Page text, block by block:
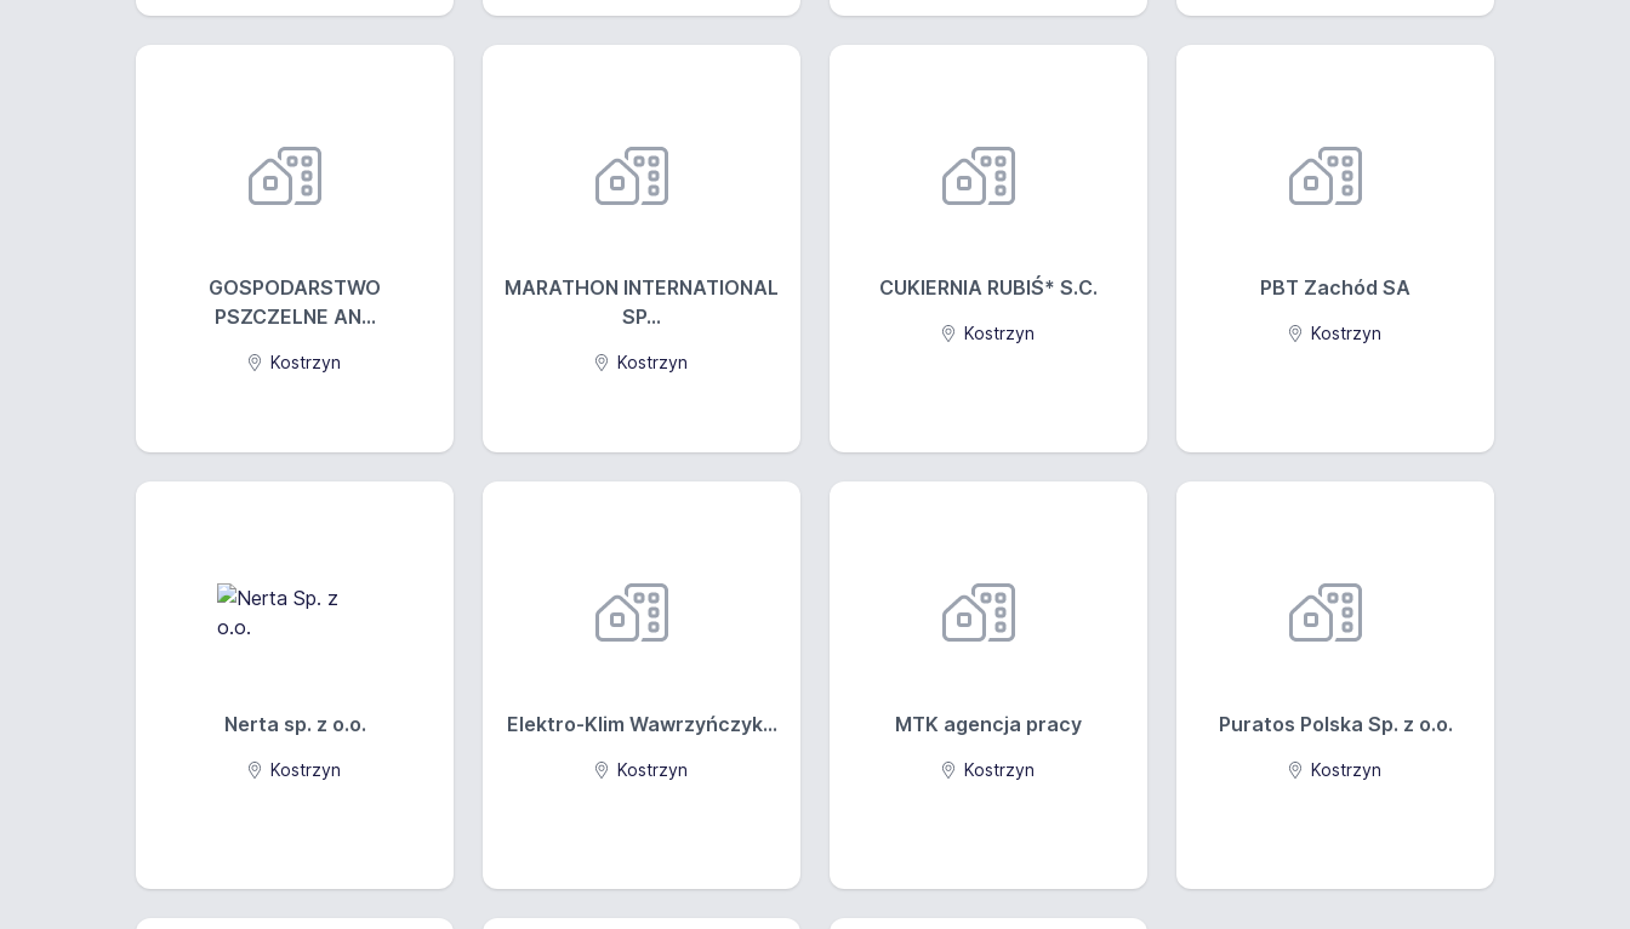
GOSPODARSTWO
PSZCZELNE AN...
Kostrzyn
MARATHON INTERNATIONAL
SP...
Kostrzyn
CUKIERNIA RUBIŚ* S.C.
Kostrzyn
PBT Zachód SA
Kostrzyn
Nerta sp. z o.o.
Kostrzyn
Elektro-Klim Wawrzyńczyk...
Kostrzyn
MTK agencja pracy
Kostrzyn
Puratos Polska Sp. z o.o.
Kostrzyn